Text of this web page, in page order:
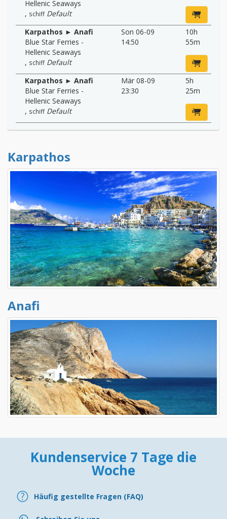
Hellenic Seaways
, schiff Default
Karpathos ► Anafi
Blue Star Ferries -
Hellenic Seaways
, schiff Default
Son 06-09
14:50
10h
55m
Karpathos ► Anafi
Blue Star Ferries -
Hellenic Seaways
, schiff Default
Mär 08-09
23:30
5h
25m
Karpathos
Anafi
Kundenservice 7 Tage die
Woche
Häufig gestellte Fragen (FAQ)